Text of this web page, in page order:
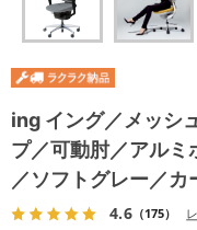
ing イング／メッシ
プ／可動肘／アルミ
／ソフトグレー／
4.6（175）